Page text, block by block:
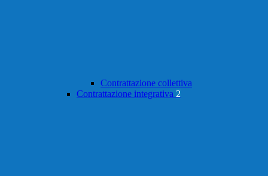
Contrattazione collettiva
Contrattazione integrativa 2